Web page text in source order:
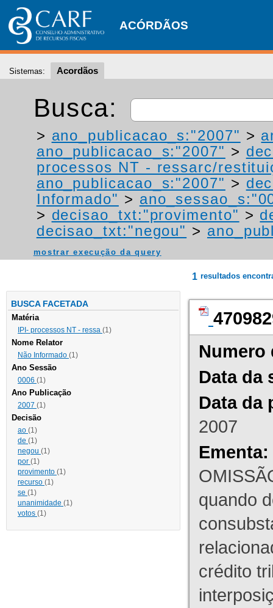
ACÓRDÃOS
Sistemas: Acordãos
Busca:
> ano_publicacao_s:"2007" >
ano_publicacao_s:"2007" >
processos NT - ressarc/
ano_publicacao_s:"2007" >
Informado" >
> decisao_txt:"provimento" >
decisao_txt:"negou" >
mostrar execução da query
BUSCA FACETADA
Matéria
IPI- processos NT - ressa (1)
Nome Relator
Não Informado (1)
Ano Sessão
0006 (1)
Ano Publicação
2007 (1)
Decisão
ao (1)
de (1)
negou (1)
por (1)
provimento (1)
recurso (1)
se (1)
unanimidade (1)
votos (1)
1 resultados
Numero
Data da
Data da
2007
Ementa:
quando
crédito